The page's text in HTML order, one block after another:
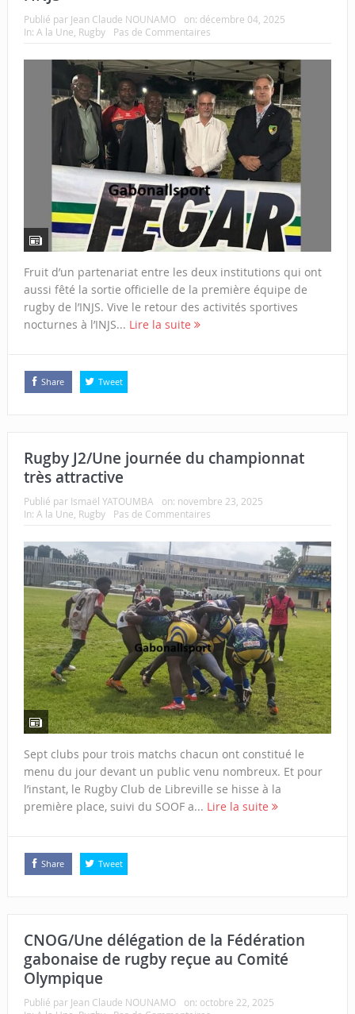
Publié par Jean Claude NOUNAMO on: décembre 04, 2025
In: A la Une Rugby Pas de Commentaires
Fruit d’un partenariat entre les deux institutions qui ont
aussi fêté la sortie officielle de la première équipe de
rugby de l’INJS. Vive le retour des activités sportives
nocturnes à l’INJS... Lire la suite
Share Tweet
Rugby J2/Une journée du championnat
très attractive
Publié par Ismaël YATOUMBA on: novembre 23, 2025
In: A la Une Rugby Pas de Commentaires
Sept clubs pour trois matchs chacun ont constitué le
menu du jour devant un public venu nombreux. Et pour
l’instant, le Rugby Club de Libreville se hisse à la
première place, suivi du SOOF a... Lire la suite
Share Tweet
CNOG/Une délégation de la Fédération
gabonaise de rugby reçue au Comité
Olympique
Publié par Jean Claude NOUNAMO on: octobre 22, 2025